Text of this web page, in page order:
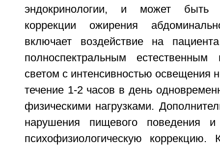
эндокринологии, и может быть
коррекции ожирения
включает воздействие на
полноспектральным естественным
светом с интенсивностью освещения
течение 1-2 часов в день
физическими нагрузками.
нарушения пищевого поведения
психофизиологическую коррекцию.